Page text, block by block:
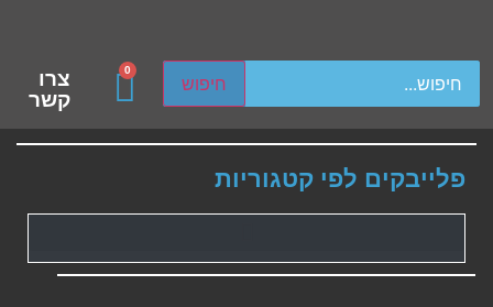
חיפוש
device users, explore by touch or with swipe gestures.
0
צרו
קשר
פלייבקים לפי קטגוריות